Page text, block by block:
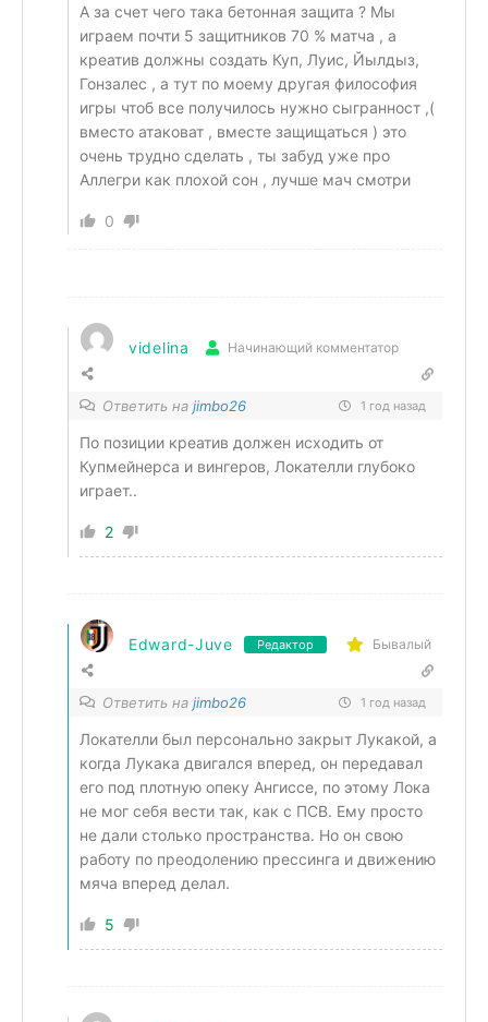
А за счет чего така бетонная защита ? Мы
играем почти 5 защитников 70 % матча , а
креатив должны создать Куп, Луис, Йылдыз,
Гонзалес , а тут по моему другая философия
игры чтоб все получилось нужно сыгранност ,(
вместо атаковат , вместе защищаться ) это
очень трудно сделать , ты забуд уже про
Аллегри как плохой сон , лучше мач смотри
0
videlina Начинающий комментатор
Ответить на jimbo26 1 год назад
По позиции креатив должен исходить от
Купмейнерса и вингеров, Локателли глубоко
играет..
2
Edward-Juve Редактор Бывалый
Ответить на jimbo26 1 год назад
Локателли был персонально закрыт Лукакой, а
когда Лукака двигался вперед, он передавал
его под плотную опеку Ангиссе, по этому Лока
не мог себя вести так, как с ПСВ. Ему просто
не дали столько пространства. Но он свою
работу по преодолению прессинга и движению
мяча вперед делал.
5